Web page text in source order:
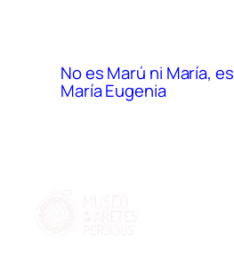
No es Marú ni María, es
María Eugenia